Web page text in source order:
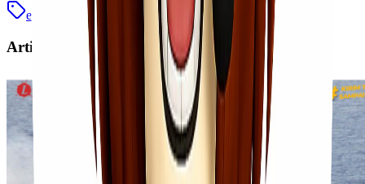
ekspedisi cargo murah surabaya samarinda
Artikel Terkait